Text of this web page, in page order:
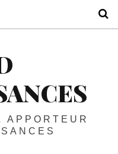
APPORTEUR